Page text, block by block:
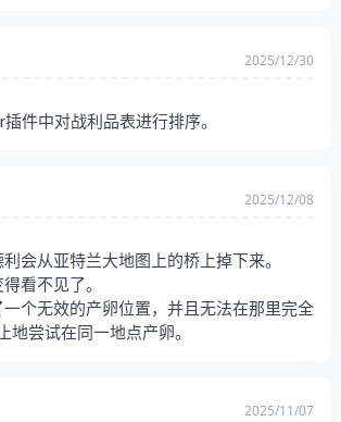
2025/12/30
件中对战利品表进行排序。
2025/12/08
会从亚特兰大地图上的桥上掉下来。
看不见了。
个无效的产卵位置，并且无法在那里完全
地尝试在同一地点产卵。
2025/11/07